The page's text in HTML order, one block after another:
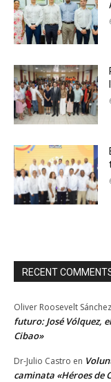
RECENT
Oliver Roosevelt
futuro: José Vólquez,
Cibao»
Dr-Julio Castro en
caminata «Héroes de